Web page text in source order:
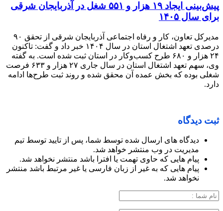
پیش‌بینی ایجاد ۱۹ هزار و ۵۵۱ شغل در آذربایجان شرقی
برای سال ۱۴۰۵
مدیرکل تعاون، کار و رفاه اجتماعی آذربایجان شرقی از تحقق ۹۰
درصدی تعهد اشتغال استان در سال ۱۴۰۴ خبر داد و گفت: تاکنون
۲۴ هزار و ۶۸۰ طرح کسب‌وکار در استان ثبت شده است. به گفته
وی، سهم تعهد اشتغال استان در سال جاری ۲۷ هزار و ۶۳۳ فرصت
شغلی بوده که بخش عمده آن محقق شده و روند ثبت طرح‌ها ادامه
دارد.
ثبت دیدگاه
دیدگاه های ارسال شده توسط شما، پس از تایید توسط تیم
مدیریت در وب منتشر خواهد شد.
پیام هایی که حاوی تهمت یا افترا باشد منتشر نخواهد شد.
پیام هایی که به غیر از زبان فارسی یا غیر مرتبط باشد منتشر
نخواهد شد.